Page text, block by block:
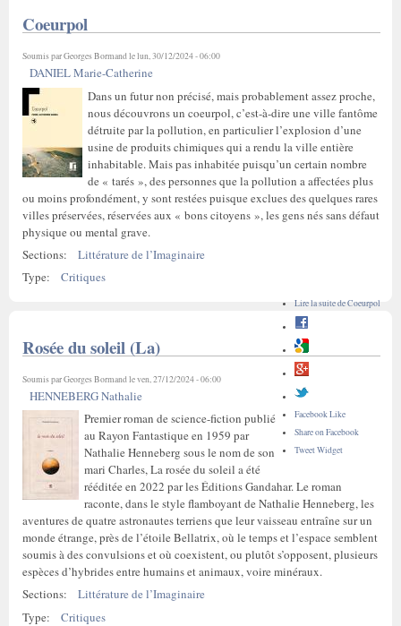
Coeurpol
Soumis parGeorges Bormandle lun, 30/12/2024 - 06:00
DANIEL Marie-Catherine
Dans un futur non précisé, mais probablement assez proche,
nous découvrons un coeurpol, c’est-à-dire une ville fantôme
détruite par la pollution, en particulier l’explosion d’une
usine de produits chimiques qui a rendu la ville entière
inhabitable. Mais pas inhabitée puisqu’un certain nombre
de « tarés », des personnes que la pollution a affectées plus
ou moins profondément, y sont restées puisque exclues des quelques rares
villes préservées, réservées aux « bons citoyens », les gens nés sans défaut
physique ou mental grave.
Sections:
Littérature de l’Imaginaire
Type:
Critiques
Lire la suitede Coeurpol
Facebook Like
Share on Facebook
Tweet Widget
Rosée du soleil (La)
Soumis parGeorges Bormandle ven, 27/12/2024 - 06:00
HENNEBERG Nathalie
Premier roman de science-fiction publié
au Rayon Fantastique en 1959 par
Nathalie Henneberg sous le nom de son
mari Charles, La rosée du soleil a été
rééditée en 2022 par les Éditions Gandahar. Le roman
raconte, dans le style flamboyant de Nathalie Henneberg, les
aventures de quatre astronautes terriens que leur vaisseau entraîne sur un
monde étrange, près de l’étoile Bellatrix, où le temps et l’espace semblent
soumis à des convulsions et où coexistent, ou plutôt s’opposent, plusieurs
espèces d’hybrides entre humains et animaux, voire minéraux.
Sections:
Littérature de l’Imaginaire
Type:
Critiques